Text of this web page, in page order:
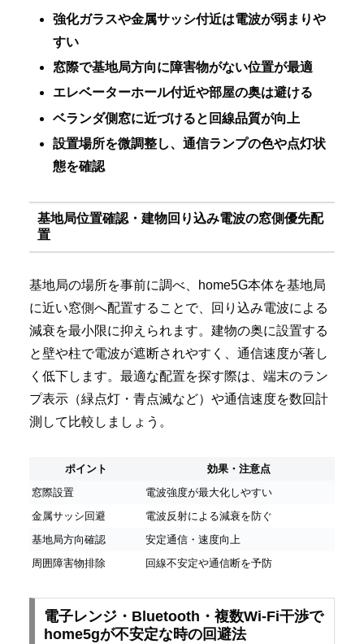
強化ガラスや金属サッシ付近は電波が弱まりや
すい
窓際で基地局方向に障害物がない位置が最適
エレベーターホール付近や部屋の奥は避ける
ベランダ側窓に近づけると回線品質が向上
設置場所を微調整し、通信ランプの色や点灯状
態を確認
基地局位置確認・建物回り込み電波の窓側優先配
置
基地局の場所を事前に調べ、home5G本体を基地局
に近い窓側へ配置することで、回り込み電波による
減衰を最小限に抑えられます。建物の奥に設置する
と壁や柱で電波が遮断されやすく、通信速度が著し
く低下します。最適な配置を探す際は、端末のラン
プ表示（緑点灯・青点滅など）や通信速度を数回計
測して比較しましょう。
ポイント
効果・注意点
窓際設置
電波強度が最大化しやすい
金属サッシ回避
電波反射による減衰を防ぐ
基地局方向確認
安定通信・速度向上
周囲障害物排除
回線不安定や通信断を予防
電子レンジ・Bluetooth・複数Wi-Fi干渉で
home5gが不安定な時の回避法